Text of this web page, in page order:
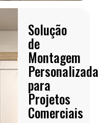
Solução
de
Montagem
para
Projetos
Comerciais